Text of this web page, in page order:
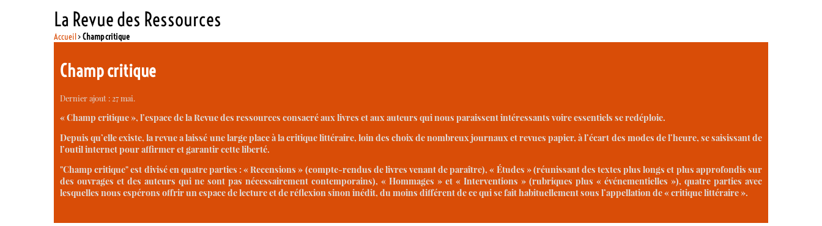
La Revue des Ressources
Accueil>Champ critique
Champ critique
Dernier ajout : 27 mai.
« Champ critique », l’espace de la Revue des ressources consacré aux livres et aux auteurs qui nous paraissent intéressants voire essentiels se redéploie.
Depuis qu’elle existe, la revue a laissé une large place à la critique littéraire, loin des choix de nombreux journaux et revues papier, à l’écart des modes de l’heure, se saisissant de
l’outil internet pour affirmer et garantir cette liberté.
"Champ critique" est divisé en quatre parties : « Recensions » (compte-rendus de livres venant de paraître), « Études » (réunissant des textes plus longs et plus approfondis sur
des ouvrages et des auteurs qui ne sont pas nécessairement contemporains), « Hommages » et « Interventions » (rubriques plus « événementielles »), quatre parties avec
lesquelles nous espérons offrir un espace de lecture et de réflexion sinon inédit, du moins différent de ce qui se fait habituellement sous l’appellation de « critique littéraire ».